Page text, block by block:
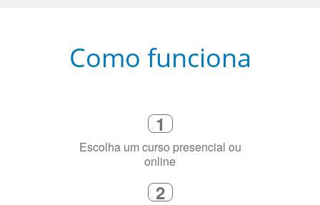
Como funciona
1
Escolha um curso presencial ou
online
2